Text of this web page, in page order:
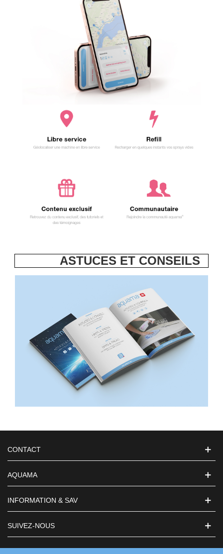
ASTUCES ET CONSEILS
CONTACT
AQUAMA
INFORMATION & SAV
SUIVEZ-NOUS